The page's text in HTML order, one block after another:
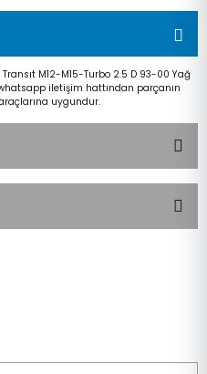
M12-M15-Turbo 2.5 D 93-00 Yağ
iletişim hattından parçanın
uygundur.